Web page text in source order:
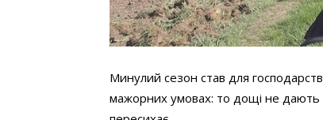
Минулий сезон став для
мажорних умовах: то дощі не